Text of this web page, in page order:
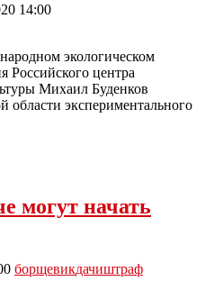
14:00
экологическом
Российского центра
Михаил Буденков
области экспериментального
могут начать
борщевикдачиштраф